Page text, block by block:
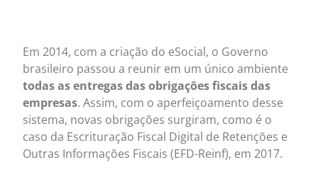
Em 2014, com a criação do eSocial, o Governo
brasileiro passou a reunir em um único ambiente
todas as entregas das obrigações fiscais das
empresas. Assim, com o aperfeiçoamento desse
sistema, novas obrigações surgiram, como é o
caso da Escrituração Fiscal Digital de Retenções e
Outras Informações Fiscais (EFD-Reinf), em 2017.